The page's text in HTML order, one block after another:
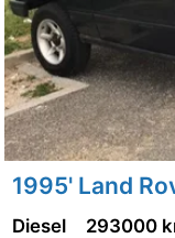
1995' Land
Diesel 293000